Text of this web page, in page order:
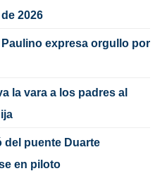
2026
Paulino expresa orgullo por
la vara a los padres al
del puente Duarte
en piloto